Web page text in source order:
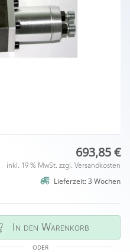
693,85 €
inkl. 19 % MwSt. zzgl. Versandkosten
Lieferzeit: 3 Wochen
In den Warenkorb
ODER